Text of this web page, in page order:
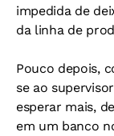
impedida de
da linha de
Pouco depois,
se ao
esperar mais,
em um banco